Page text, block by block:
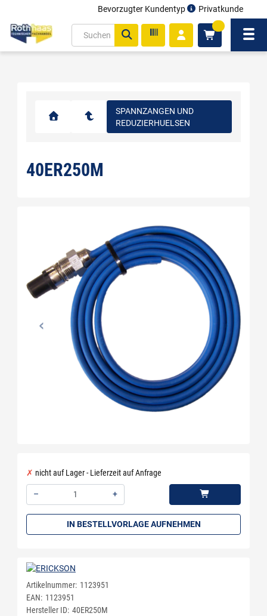
Bevorzugter Kundentyp Privatkunde
SPANNZANGEN UND
REDUZIERHUELSEN
40ER250M
nicht auf Lager - Lieferzeit auf Anfrage
–
+
IN BESTELLVORLAGE AUFNEHMEN
Artikelnummer: 1123951
EAN: 1123951
Hersteller ID: 40ER250M